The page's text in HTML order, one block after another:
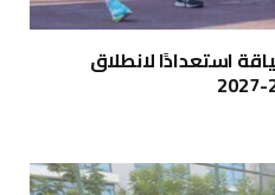
استعدادًا لانطلاق